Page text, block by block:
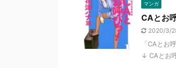
マンガ
CAとお
2020/3/
「CAとお
↓ CAとお